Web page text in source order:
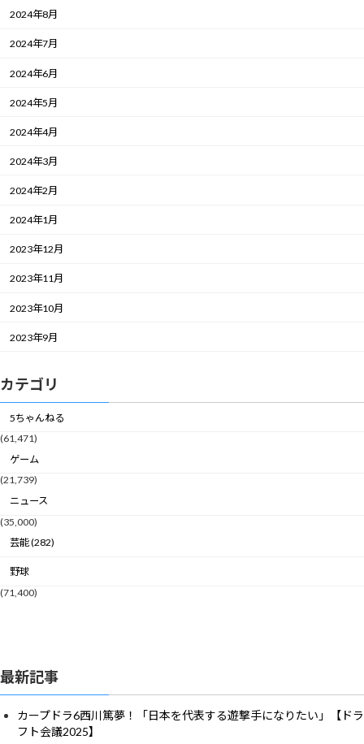
2024年8月
2024年7月
2024年6月
2024年5月
2024年4月
2024年3月
2024年2月
2024年1月
2023年12月
2023年11月
2023年10月
2023年9月
カテゴリ
5ちゃんねる
(61,471)
ゲーム
(21,739)
ニュース
(35,000)
芸能 (282)
野球
(71,400)
最新記事
カープドラ6西川篤夢！「日本を代表する遊撃手になりたい」【ドラ
フト会議2025】